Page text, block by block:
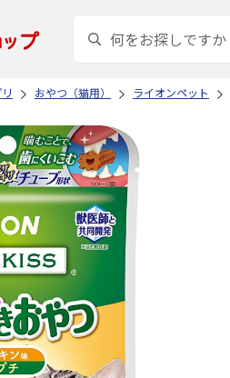
おやつ（猫用） ライオンペット